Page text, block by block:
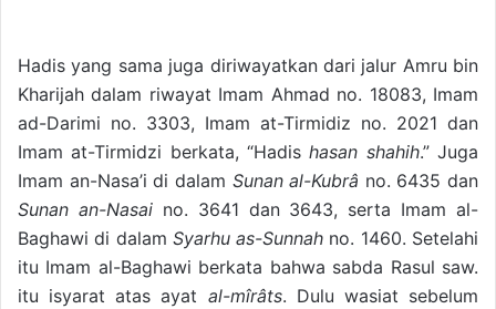
Hadis yang sama juga diriwayatkan dari jalur Amru bin
Kharijah dalam riwayat Imam Ahmad no. 18083, Imam
ad-Darimi no. 3303, Imam at-Tirmidiz no. 2021 dan
Imam at-Tirmi­dzi berkata, “Hadishasan shahih.” Juga
Imam an-Nasa’i di dalam Sunan al-Kubrâ no. 6435 dan
Sunan an-Nasaino. 3641 dan 3643, serta Imam al-
Baghawi di dalam Syarhu as-Sunnah no. 1460. Setelahi
itu Imam al-Baghawi berkata bahwa sabda Rasul saw.
itu isyarat atas ayat al-mîrâts. Dulu wasiat sebelum